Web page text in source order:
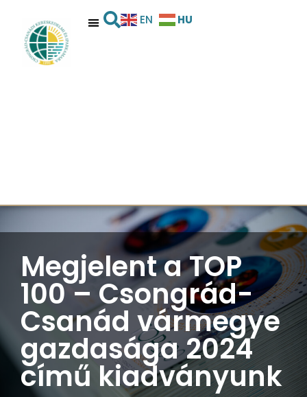
EN HU
Megjelent a TOP
100 – Csongrád-
Csanád vármegye
gazdasága 2024
című kiadványunk